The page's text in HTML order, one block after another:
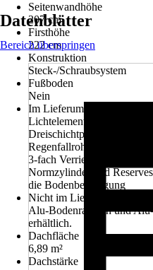
Seitenwandhöhe
207 cm
Firsthöhe
222 cm
Konstruktion
Steck-/Schraubsystem
Fußboden
Nein
Im Lieferumfang enthalten
Lichtelement in der
Dreischichtplatte mit
Regenfallrohre, 2
3-fach Verriegelung mit
Normzylinder und
die Bodenbefestigung
Nicht im Lieferumfang
Alu-Bodenrahmen und
erhältlich.
Dachfläche
6,89 m²
Dachstärke
Datenblätter
Bereich überspringen